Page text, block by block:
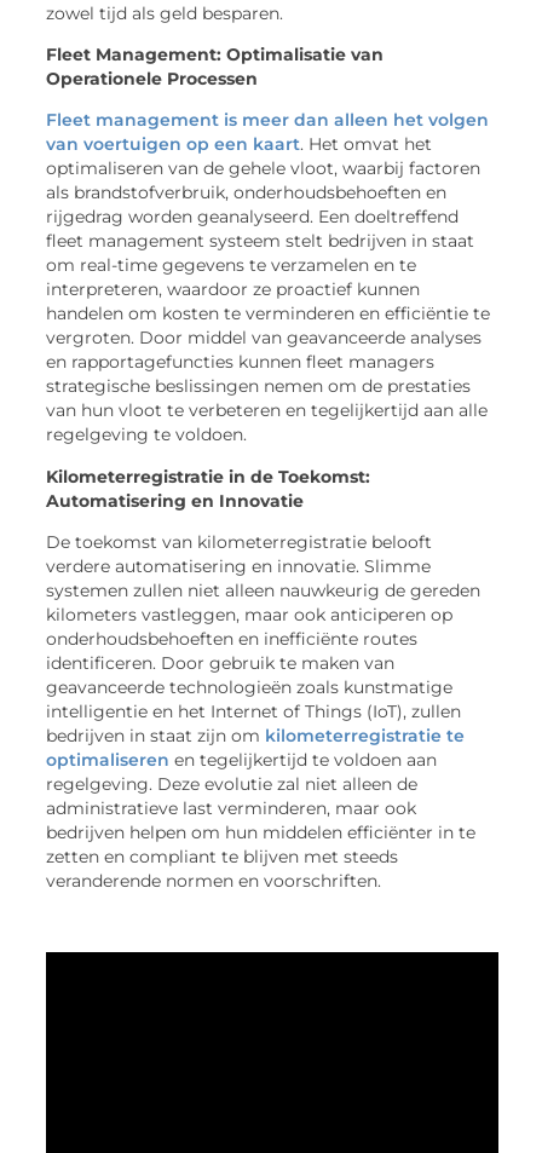
zowel tijd als geld besparen.
Fleet Management: Optimalisatie van
Operationele Processen
Fleet management is meer dan alleen het volgen
van voertuigen op een kaart. Het omvat het
optimaliseren van de gehele vloot, waarbij factoren
als brandstofverbruik, onderhoudsbehoeften en
rijgedrag worden geanalyseerd. Een doeltreffend
fleet management systeem stelt bedrijven in staat
om real-time gegevens te verzamelen en te
interpreteren, waardoor ze proactief kunnen
handelen om kosten te verminderen en efficiëntie te
vergroten. Door middel van geavanceerde analyses
en rapportagefuncties kunnen fleet managers
strategische beslissingen nemen om de prestaties
van hun vloot te verbeteren en tegelijkertijd aan alle
regelgeving te voldoen.
Kilometerregistratie in de Toekomst:
Automatisering en Innovatie
De toekomst van kilometerregistratie belooft
verdere automatisering en innovatie. Slimme
systemen zullen niet alleen nauwkeurig de gereden
kilometers vastleggen, maar ook anticiperen op
onderhoudsbehoeften en inefficiënte routes
identificeren. Door gebruik te maken van
geavanceerde technologieën zoals kunstmatige
intelligentie en het Internet of Things (IoT), zullen
bedrijven in staat zijn om kilometerregistratie te
optimaliseren en tegelijkertijd te voldoen aan
regelgeving. Deze evolutie zal niet alleen de
administratieve last verminderen, maar ook
bedrijven helpen om hun middelen efficiënter in te
zetten en compliant te blijven met steeds
veranderende normen en voorschriften.